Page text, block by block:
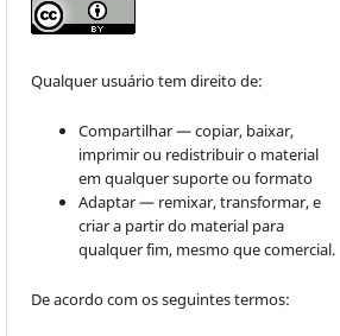
Qualquer usuário tem direito de:
Compartilhar — copiar, baixar,
imprimir ou redistribuir o material
em qualquer suporte ou formato
Adaptar — remixar, transformar, e
criar a partir do material para
qualquer fim, mesmo que comercial.
De acordo com os seguintes termos: